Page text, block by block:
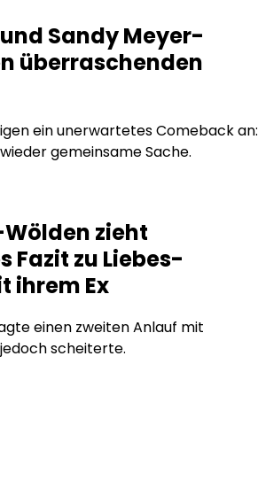
Sandy Meyer-
überraschenden
ein unerwartetes Comeback an:
gemeinsame Sache.
zieht
Fazit zu Liebes-
ihrem Ex
einen zweiten Anlauf mit
scheiterte.